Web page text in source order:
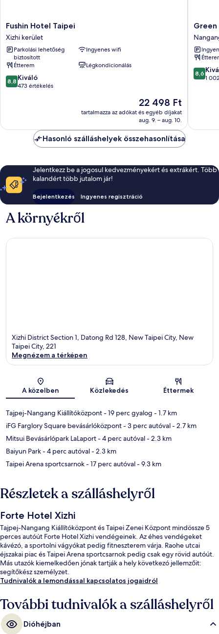
Fushin
Hotel
Taipei
Xizhi
kerület
Fushin Hotel Taipei
Xizhi kerület
Parkolási lehetőség
biztosított
Ingyenes wifi
Étterem
Légkondicionálás
8.8
ennyiből:
8,8 Kiváló
473 értékelés
Az
ár
22 498 Ft
22 498 Ft
tartalmazza az adókat és egyéb díjakat
aug. 9. – aug. 10.
Green
World
Hotel
Green
8.6
8,6
1
Hasonló szálláshelyek összehasonlítása
Jelentkezz be a jogosul kedvezményekért és extrákért. Több
kalandért több jutalom jár!
Bejelentkezés Ingyenes regisztráció
A környékről
Xizhi District Section 1, Datong Rd 128, New Taipei City, New
Taipei City, 221
Megnézem a térképen
A közelben Közlekedés Éttermek
Tajpej-Nangang Kiállítóközpont- 19 perc gyalog - 1.7 km
iFG Farglory Square bevásárlóközpont- 3 perc autóval- 2.7 km
Mitsui Bevásárlópark LaLaport- 4 perc autóval- 2.3 km
Baiyun Park- 4 perc autóval- 2.3 km
Taipei Arena sportcsarnok- 17 perc autóval- 9.3 km
Részletek a szálláshelyről
Forte Hotel Xizhi
Tajpej-Nangang Kiállítóközpont és Taipei Zenei Központ mindössze 5
perces autóút Forte Hotel Xizhi vendégeinek. Az éhes vendégeket
kávézó, a sportolni vágyókat pedig fitneszterem várja. Raohe utcai
éjszakai piac és Taipei Arena sportcsarnok pedig csak egy rövid autóút.
Más utazók kiemelkedően jónak tartják a hely következó jellemzőit:
segítőkész személyzet.
Tudnivalók a lemondással kapcsolatos jogaidról
További tudnivalók a szálláshelyről
Dióhéjban